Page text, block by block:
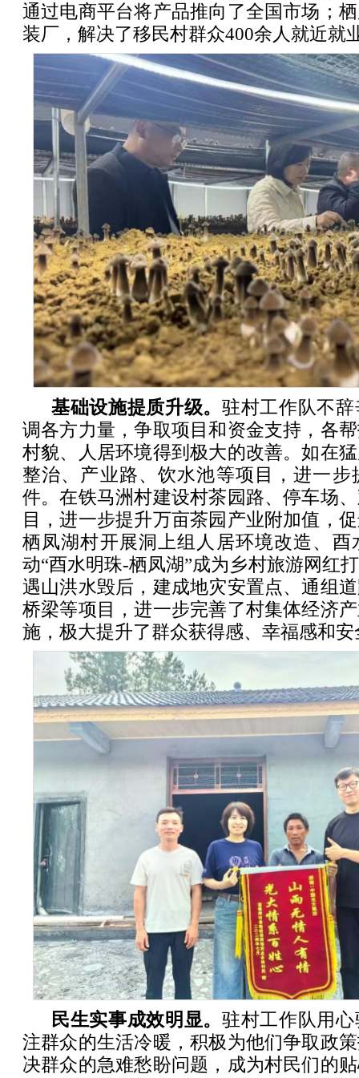
通过电商平台将产品推向了全国市场；
装厂，解决了移民村群众400余人就近就
基础设施提质升级。 驻村工作队不
调各方力量，争取项目和资金支持，各
村貌、人居环境得到极大的改善。如在
整治、产业路、饮水池等项目，进一步
件。在铁马洲村建设村茶园路、停车场
目，进一步提升万亩茶园产业附加值，
栖凤湖村开展洞上组人居环境改造、酉
动“酉水明珠-栖凤湖”成为乡村旅游网红
遇山洪水毁后，建成地灾安置点、通组
桥梁等项目，进一步完善了村集体经济
施，极大提升了群众获得感、幸福感和安
民生实事成效明显。 驻村工作队用
注群众的生活冷暖，积极为他们争取政
决群众的急难愁盼问题，成为村民们的